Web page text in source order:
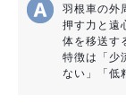
羽根車の外
押す力と遠
体を移送す
特徴は「少
ない」「低